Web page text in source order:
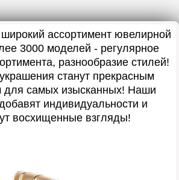
ассортимент ювелирной
3000 моделей - регулярное
разнообразие стилей!
станут прекрасным
для самых изысканных! Наши
индивидуальности и
восхищенные взгляды!